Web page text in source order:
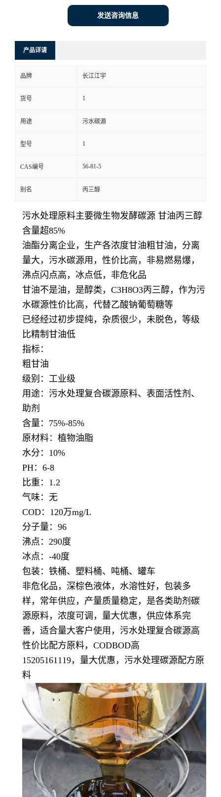
发送咨询信息
产品详请
品牌 长江江宇
货号 1
用途 污水碳源
型号 1
CAS编号 56-81-5
别名 丙三醇
污水处理原料主要微生物发酵碳源 甘油丙三醇
含量超85%
油酯分离企业，生产各浓度甘油粗甘油，分离
量大，污水碳源用，性价比高，非易燃易爆，
沸点闪点高，冰点低，非危化品
甘油不是油，是醇类，C3H8O3丙三醇，作为污
水碳源性价比高，代替乙酸钠葡萄糖等
已经经过初步提纯，杂质很少，未脱色，等级
比精制甘油低
指标：
粗甘油
级别：工业级
用途：污水处理复合碳源原料、表面活性剂、
助剂
含量：75%-85%
原材料：植物油脂
水分：10%
PH：6-8
比重：1.2
气味：无
COD：120万mg/L
分子量：96
沸点：290度
冰点：-40度
包装：铁桶、塑料桶、吨桶、罐车
非危化品，深棕色液体，水溶性好，包装多
样，常年供应，产量质量稳定， 是各类助剂碳
源原料，浓度可调，量大优惠，供应体系完
善，适合量大客户使用，污水处理复合碳源高
性价比配方原料，CODBOD高
15205161119，量大优惠，污水处理碳源配方原
料